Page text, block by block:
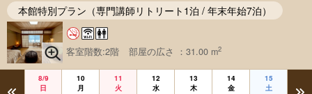
本館特別プラン（専門講師リトリート1泊 / 年末年始7泊）
客室階数:2階 部屋の広さ ：31.00 m2
8/9
日
10
月
11
火
12
水
13
木
14
金
15
土